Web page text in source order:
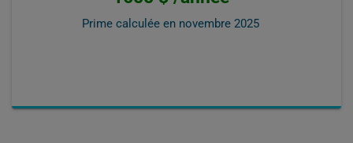
Prime calculée en novembre 2025